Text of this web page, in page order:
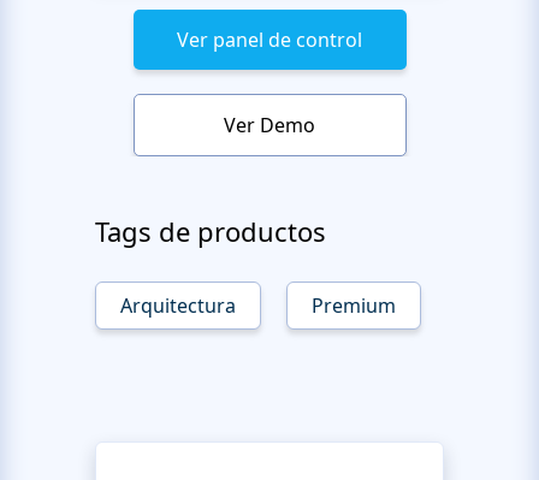
Ver panel de control
Ver Demo
Tags de productos
Arquitectura Premium